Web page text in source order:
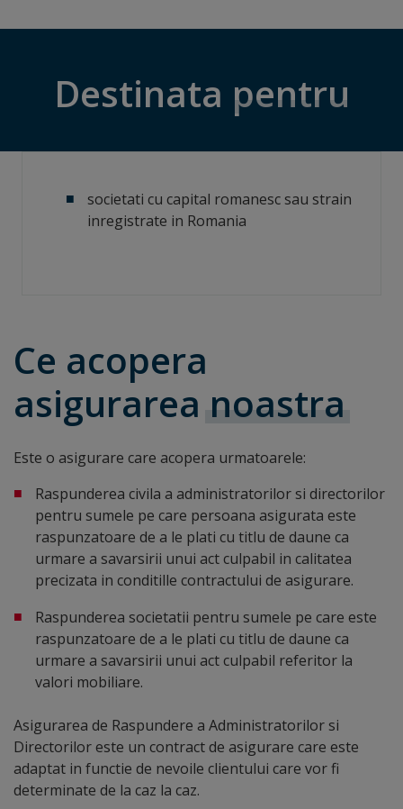
Destinata pentru
societati cu capital romanesc sau strain
inregistrate in Romania
Ce acopera
asigurarea noastra
Este o asigurare care acopera urmatoarele:
Raspunderea civila a administratorilor si directorilor
pentru sumele pe care persoana asigurata este
raspunzatoare de a le plati cu titlu de daune ca
urmare a savarsirii unui act culpabil in calitatea
precizata in conditille contractului de asigurare.
Raspunderea societatii pentru sumele pe care este
raspunzatoare de a le plati cu titlu de daune ca
urmare a savarsirii unui act culpabil referitor la
valori mobiliare.
Asigurarea de Raspundere a Administratorilor si
Directorilor este un contract de asigurare care este
adaptat in functie de nevoile clientului care vor fi
determinate de la caz la caz.